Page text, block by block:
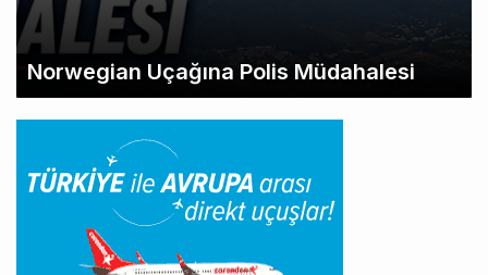
Norwegian Uçağına Polis Müdahalesi